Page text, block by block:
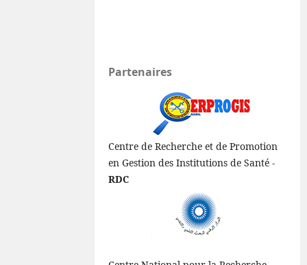
Partenaires
Centre de Recherche et de Promotion
en Gestion des Institutions de Santé -
RDC